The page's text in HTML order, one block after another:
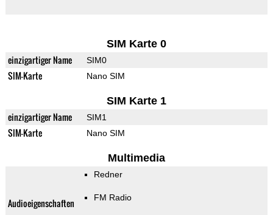
SIM Karte 0
einzigartiger Name SIM0
SIM-Karte Nano SIM
SIM Karte 1
einzigartiger Name SIM1
SIM-Karte Nano SIM
Multimedia
Audioeigenschaften
Redner
FM Radio